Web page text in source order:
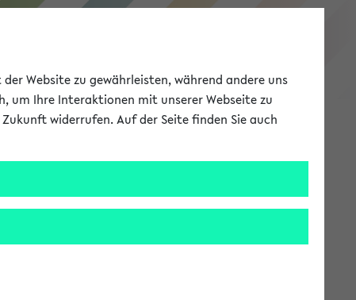
eKVV
zur Verfügung steht.
Website zu gewährleisten, während andere uns
um Ihre Interaktionen mit unserer Webseite zu
widerrufen. Auf der Seite finden Sie auch